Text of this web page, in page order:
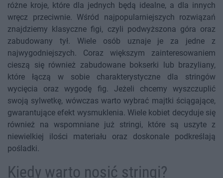
różne kroje, które dla jednych będą idealne, a dla innych
wręcz przeciwnie. Wśród najpopularniejszych rozwiązań
znajdziemy klasyczne figi, czyli podwyższona góra oraz
zabudowany tył. Wiele osób uznaje je za jedne z
najwygodniejszych. Coraz większym zainteresowaniem
cieszą się również zabudowane bokserki lub brazyliany,
które łączą w sobie charakterystyczne dla stringów
wycięcia oraz wygodę fig. Jeżeli chcemy wyszczuplić
swoją sylwetkę, wówczas warto wybrać majtki ściągające,
gwarantujące efekt wysmuklenia. Wiele kobiet decyduje się
również na wspomniane już stringi, które są uszyte z
niewielkiej ilości materiału oraz doskonale podkreślają
pośladki.
Kiedy warto nosić stringi?